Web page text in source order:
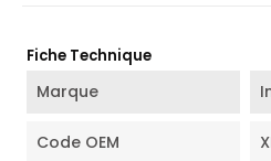
Fiche Technique
Marque
Code OEM